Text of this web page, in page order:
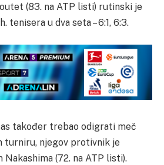
(83. na ATP listi) rutinski je
tenisera u dva seta – 6:1, 6:3.
također trebao odigrati meč
turniru, njegov protivnik je
(72. na ATP listi).